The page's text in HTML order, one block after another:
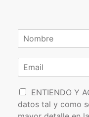
*
o
b
e
r
e
P
o
ENTIENDO Y
datos tal y como